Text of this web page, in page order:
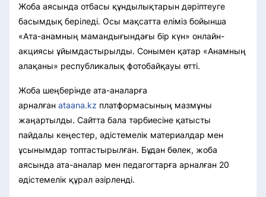
Жоба аясында отбасы құндылықтарын дәріптеуге
басымдық беріледі. Осы мақсатта еліміз бойынша
«Ата-анамның мамандығындағы бір күн» онлайн-
акциясы ұйымдастырылды. Сонымен қатар «Анамның
алақаны» республикалық фотобайқауы өтті.
Жоба шеңберінде ата-аналарға
арналған ataana.kz платформасының мазмұны
жаңартылды. Сайтта бала тәрбиесіне қатысты
пайдалы кеңестер, әдістемелік материалдар мен
ұсынымдар топтастырылған. Бұдан бөлек, жоба
аясында ата-аналар мен педагогтарға арналған 20
әдістемелік құрал әзірленді.